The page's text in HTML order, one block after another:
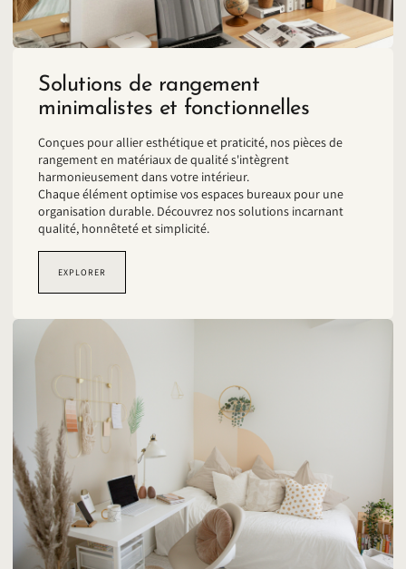
Solutions de rangement
minimalistes et fonctionnelles
Conçues pour allier esthétique et praticité, nos pièces de
rangement en matériaux de qualité s'intègrent
harmonieusement dans votre intérieur.
Chaque élément optimise vos espaces bureaux pour une
organisation durable. Découvrez nos solutions incarnant
qualité, honnêteté et simplicité.
EXPLORER